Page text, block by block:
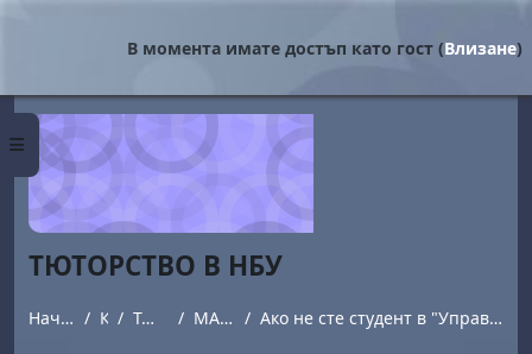
Страничен панел
В момента имате достъп като гост (Влизане)
ТЮТОРСТВО В НБУ
Начална страница Курсове Тюторството в НБУ МАРГАРИТА МИШЕВА Ако не сте студент в "Управление на туризма", попълнете формата, за да се запишете при този тютор.